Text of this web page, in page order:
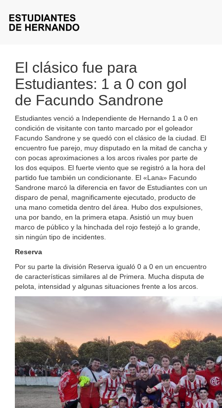
El clásico fue para
Estudiantes: 1 a 0 con gol
de Facundo Sandrone
Estudiantes venció a Independiente de Hernando 1 a 0 en
condición de visitante con tanto marcado por el goleador
Facundo Sandrone y se quedó con el clásico de la ciudad. El
encuentro fue parejo, muy disputado en la mitad de cancha y
con pocas aproximaciones a los arcos rivales por parte de
los dos equipos. El fuerte viento que se registró a la hora del
partido fue también un condicionante. El «Lana» Facundo
Sandrone marcó la diferencia en favor de Estudiantes con un
disparo de penal, magnificamente ejecutado, producto de
una mano cometida dentro del área. Hubo dos expulsiones,
una por bando, en la primera etapa. Asistió un muy buen
marco de público y la hinchada del rojo festejó a lo grande,
sin ningún tipo de incidentes.
Reserva
Por su parte la división Reserva igualó 0 a 0 en un encuentro
de características similares al de Primera. Mucha disputa de
pelota, intensidad y algunas situaciones frente a los arcos.